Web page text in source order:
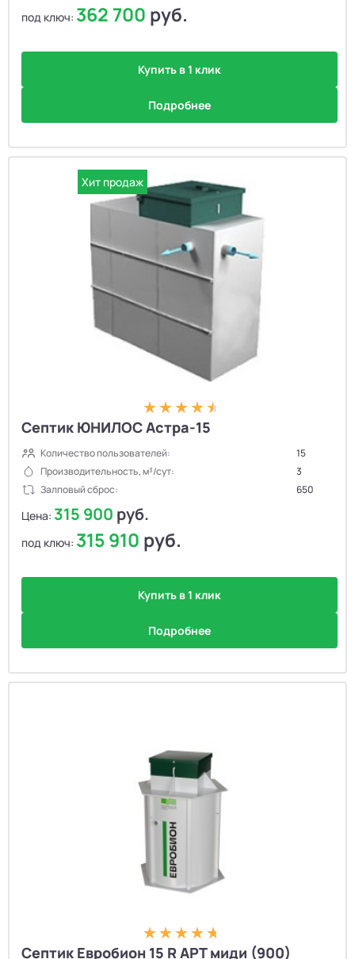
под ключ: 362 700 руб.
Купить в 1 клик
Подробнее
Хит продаж
Септик ЮНИЛОС Астра-15
Количество пользователей:
15
Производительность, м³/сут:
3
Залповый сброс:
650
Цена: 315 900 руб.
под ключ: 315 910 руб.
Купить в 1 клик
Подробнее
Септик Евробион 15 R АРТ миди (900)